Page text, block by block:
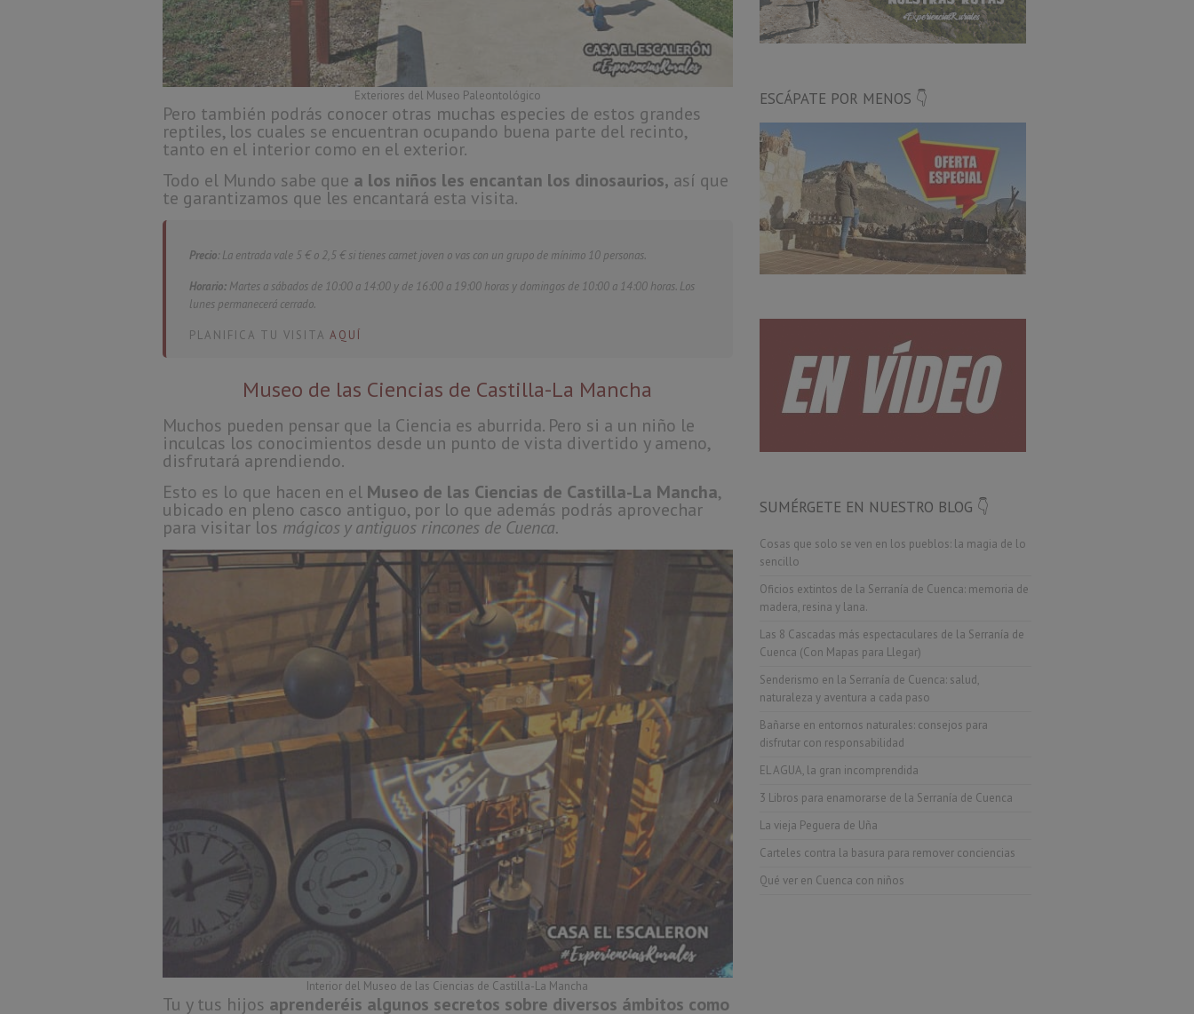
Exteriores del Museo Paleontológico
Pero también podrás conocer otras muchas especies de estos grandes
reptiles, los cuales se encuentran ocupando buena parte del recinto,
tanto en el interior como en el exterior.
Todo el Mundo sabe que a los niños les encantan los dinosaurios, así que
te garantizamos que les encantará esta visita.
Precio: La entrada vale 5 € o 2,5 € si tienes carnet joven o vas con un grupo de mínimo 10 personas.
Horario: Martes a sábados de 10:00 a 14:00 y de 16:00 a 19:00 horas y domingos de 10:00 a 14:00 horas. Los
lunes permanecerá cerrado.
PLANIFICA TU VISITA AQUÍ
Museo de las Ciencias de Castilla-La Mancha
Muchos pueden pensar que la Ciencia es aburrida. Pero si a un niño le
inculcas los conocimientos desde un punto de vista divertido y ameno,
disfrutará aprendiendo.
Esto es lo que hacen en el Museo de las Ciencias de Castilla-La Mancha,
ubicado en pleno casco antiguo, por lo que además podrás aprovechar
para visitar los mágicos y antiguos rincones de Cuenca.
Interior del Museo de las Ciencias de Castilla-La Mancha
Tu y tus hijos aprenderéis algunos secretos sobre diversos ámbitos como
ESCÁPATE POR MENOS 👇
SUMÉRGETE EN NUESTRO BLOG 👇
Cosas que solo se ven en los pueblos: la magia de lo
sencillo
Oficios extintos de la Serranía de Cuenca: memoria de
madera, resina y lana.
Las 8 Cascadas más espectaculares de la Serranía de
Cuenca (Con Mapas para Llegar)
Senderismo en la Serranía de Cuenca: salud,
naturaleza y aventura a cada paso
Bañarse en entornos naturales: consejos para
disfrutar con responsabilidad
EL AGUA, la gran incomprendida
3 Libros para enamorarse de la Serranía de Cuenca
La vieja Peguera de Uña
Carteles contra la basura para remover conciencias
Qué ver en Cuenca con niños